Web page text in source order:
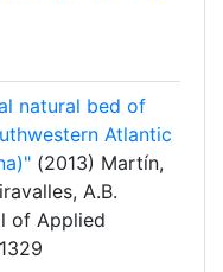
natural bed of
Atlantic
(2013) Martín,
A.B.
of Applied